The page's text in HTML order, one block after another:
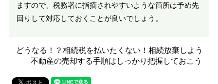
ますので、税務署に指摘されやすいような箇所は予め先
回りして対応しておくことが良いでしょう。
どうなる！？相続税を払いたくない！相続放棄しよう
不動産の売却する手順はしっかり把握しておこう